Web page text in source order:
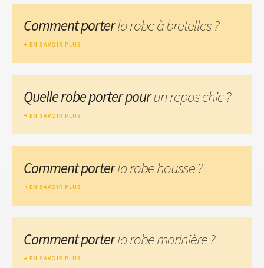
Comment porterla robe à bretelles ?
EN SAVOIR PLUS
Quelle robe porter pourun repas chic ?
EN SAVOIR PLUS
Comment porterla robe housse ?
EN SAVOIR PLUS
Comment porterla robe marinière ?
EN SAVOIR PLUS